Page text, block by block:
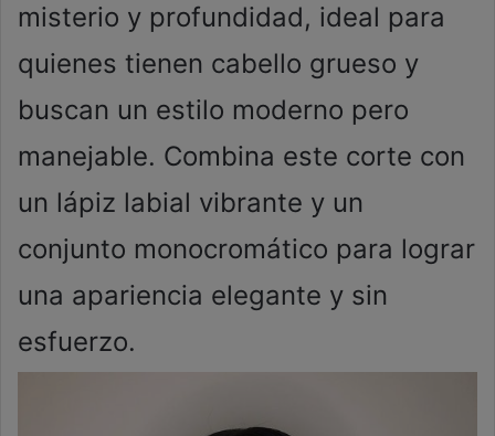
misterio y profundidad, ideal para
quienes tienen cabello grueso y
buscan un estilo moderno pero
manejable. Combina este corte con
un lápiz labial vibrante y un
conjunto monocromático para lograr
una apariencia elegante y sin
esfuerzo.